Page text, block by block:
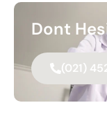
Dont
(021)